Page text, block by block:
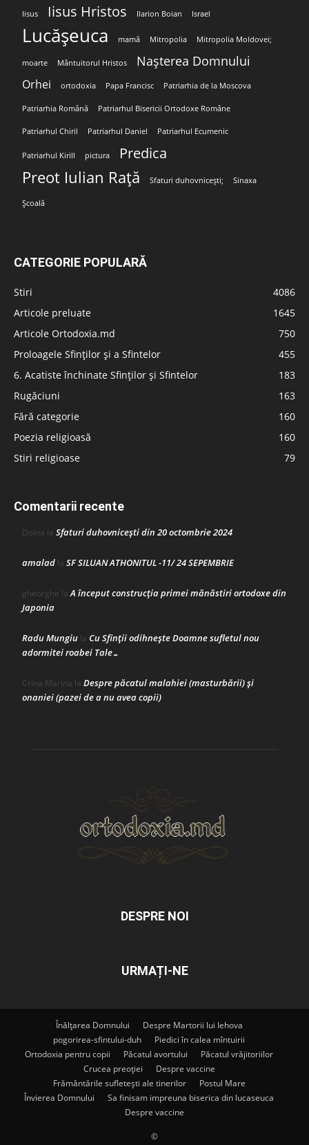
Iisus Iisus Hristos Ilarion Boian Israel
Lucășeuca mamă Mitropolia Mitropolia Moldovei;
moarte Mântuitorul Hristos Nașterea Domnului
Orhei ortodoxia Papa Francisc Patriarhia de la Moscova
Patriarhia Română Patriarhul Bisericii Ortodoxe Române
Patriarhul Chiril Patriarhul Daniel Patriarhul Ecumenic
Patriarhul Kirill pictura Predica
Preot Iulian Rață Sfaturi duhovnicești; Sinaxa
Școală
CATEGORIE POPULARĂ
Stiri
4086
Articole preluate
1645
Articole Ortodoxia.md
750
Proloagele Sfinților și a Sfintelor
455
6. Acatiste închinate Sfinților și Sfintelor
183
Rugăciuni
163
Fără categorie
160
Poezia religioasă
160
Stiri religioase
79
Comentarii recente
Doina la Sfaturi duhovnicești din 20 octombrie 2024
amalad la SF SILUAN ATHONITUL -11/ 24 SEPEMBRIE
gheorghe laA început construcţia primei mănăstiri ortodoxe din
Japonia
Radu Mungiu la Cu Sfinții odihnește Doamne sufletul nou
adormitei roabei Tale…
Crina Marina la Despre păcatul malahiei (masturbării) şi
onaniei (pazei de a nu avea copii)
DESPRE NOI
URMAȚI-NE
Înălțarea Domnului
Despre Martorii lui Iehova
pogorirea-sfintului-duh
Piedici în calea mîntuirii
Ortodoxia pentru copii
Păcatul avortului
Păcatul vrăjitoriilor
Crucea preoției
Despre vaccine
Frământările sufletești ale tinerilor
Postul Mare
Învierea Domnului
Sa finisam impreuna biserica din lucaseuca
Despre vaccine
©